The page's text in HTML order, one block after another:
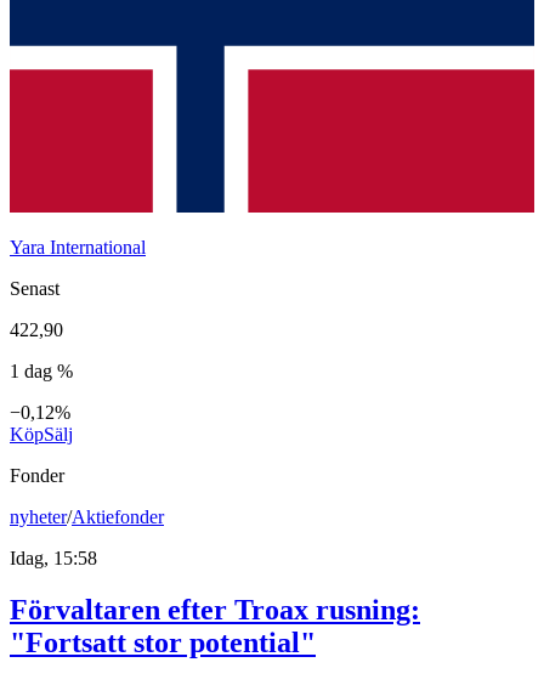
Yara International
Senast
422,90
1 dag %
−0,12%
KöpSälj
Fonder
nyheter/Aktiefonder
Idag, 15:58
Förvaltaren efter Troax rusning:
"Fortsatt stor potential"